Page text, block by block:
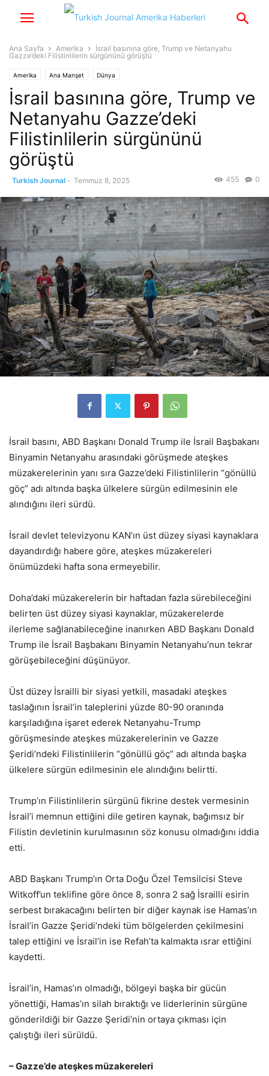
Ana Sayfa Amerika
İsrail basınına göre, Trump ve Netanyahu
Gazze’deki Filistinlilerin sürgününü görüştü
Amerika Ana Manşet Dünya
İsrail basınına göre, Trump ve
Netanyahu Gazze’deki
Filistinlilerin sürgününü
görüştü
Turkish Journal - Temmuz 8, 2025 0
455
İsrail basını, ABD Başkanı Donald Trump ile İsrail Başbakanı
Binyamin Netanyahu arasındaki görüşmede ateşkes
müzakerelerinin yanı sıra Gazze’deki Filistinlilerin “gönüllü
göç” adı altında başka ülkelere sürgün edilmesinin ele
alındığını ileri sürdü.
İsrail devlet televizyonu KAN’ın üst düzey siyasi kaynaklara
dayandırdığı habere göre, ateşkes müzakereleri
önümüzdeki hafta sona ermeyebilir.
Doha’daki müzakerelerin bir haftadan fazla sürebileceğini
belirten üst düzey siyasi kaynaklar, müzakerelerde
ilerleme sağlanabileceğine inanırken ABD Başkanı Donald
Trump ile İsrail Başbakanı Binyamin Netanyahu’nun tekrar
görüşebileceğini düşünüyor.
Üst düzey İsrailli bir siyasi yetkili, masadaki ateşkes
taslağının İsrail’in taleplerini yüzde 80-90 oranında
karşıladığına işaret ederek Netanyahu-Trump
görüşmesinde ateşkes müzakerelerinin ve Gazze
Şeridi’ndeki Filistinlilerin “gönüllü göç” adı altında başka
ülkelere sürgün edilmesinin ele alındığını belirtti.
Trump’ın Filistinlilerin sürgünü fikrine destek vermesinin
İsrail’i memnun ettiğini dile getiren kaynak, bağımsız bir
Filistin devletinin kurulmasının söz konusu olmadığını iddia
etti.
ABD Başkanı Trump’ın Orta Doğu Özel Temsilcisi Steve
Witkoff’un teklifine göre önce 8, sonra 2 sağ İsrailli esirin
serbest bırakacağını belirten bir diğer kaynak ise Hamas’ın
İsrail’in Gazze Şeridi’ndeki tüm bölgelerden çekilmesini
talep ettiğini ve İsrail’in ise Refah’ta kalmakta ısrar ettiğini
kaydetti.
İsrail’in, Hamas’ın olmadığı, bölgeyi başka bir gücün
yönettiği, Hamas’ın silah bıraktığı ve liderlerinin sürgüne
gönderildiği bir Gazze Şeridi’nin ortaya çıkması için
çalıştığı ileri sürüldü.
– Gazze’de ateşkes müzakereleri